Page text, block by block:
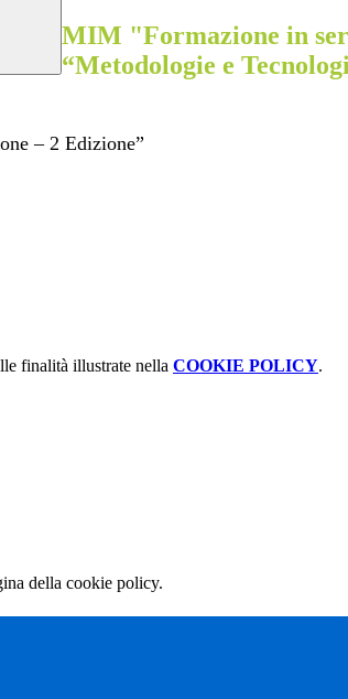
MIM "Formazione in
“Metodologie e
– 2 Edizione”
finalità illustrate nella COOKIE POLICY.
della cookie policy.